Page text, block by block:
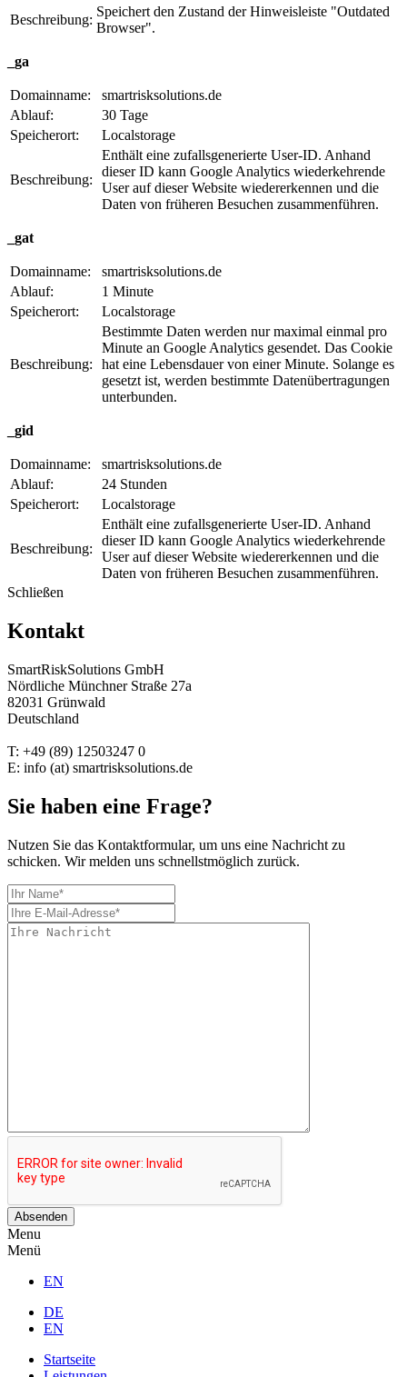
Beschreibung:
Speichert den Zustand der Hinweisleiste "Outdated
Browser".
_ga
Domainname:
smartrisksolutions.de
Ablauf:
30 Tage
Speicherort:
Localstorage
Beschreibung:
Enthält eine zufallsgenerierte User-ID. Anhand
dieser ID kann Google Analytics wiederkehrende
User auf dieser Website wiedererkennen und die
Daten von früheren Besuchen zusammenführen.
_gat
Domainname:
smartrisksolutions.de
Ablauf:
1 Minute
Speicherort:
Localstorage
Beschreibung:
Bestimmte Daten werden nur maximal einmal pro
Minute an Google Analytics gesendet. Das Cookie
hat eine Lebensdauer von einer Minute. Solange es
gesetzt ist, werden bestimmte Datenübertragungen
unterbunden.
_gid
Domainname:
smartrisksolutions.de
Ablauf:
24 Stunden
Speicherort:
Localstorage
Beschreibung:
Enthält eine zufallsgenerierte User-ID. Anhand
dieser ID kann Google Analytics wiederkehrende
User auf dieser Website wiedererkennen und die
Daten von früheren Besuchen zusammenführen.
Schließen
Kontakt
SmartRiskSolutions GmbH
Nördliche Münchner Straße 27a
82031 Grünwald
Deutschland
T: +49 (89) 12503247 0
E: info (at) smartrisksolutions.de
Sie haben eine Frage?
Nutzen Sie das Kontaktformular, um uns eine Nachricht zu
schicken. Wir melden uns schnellstmöglich zurück.
Menu
Menü
EN
Startseite
Leistungen